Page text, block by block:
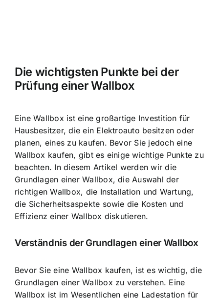
Die wichtigsten Punkte bei der
Prüfung einer Wallbox
Eine Wallbox ist eine großartige Investition für
Hausbesitzer, die ein Elektroauto besitzen oder
planen, eines zu kaufen. Bevor Sie jedoch eine
Wallbox kaufen, gibt es einige wichtige Punkte zu
beachten. In diesem Artikel werden wir die
Grundlagen einer Wallbox, die Auswahl der
richtigen Wallbox, die Installation und Wartung,
die Sicherheitsaspekte sowie die Kosten und
Effizienz einer Wallbox diskutieren.
Verständnis der Grundlagen einer Wallbox
Bevor Sie eine Wallbox kaufen, ist es wichtig, die
Grundlagen einer Wallbox zu verstehen. Eine
Wallbox ist im Wesentlichen eine Ladestation für